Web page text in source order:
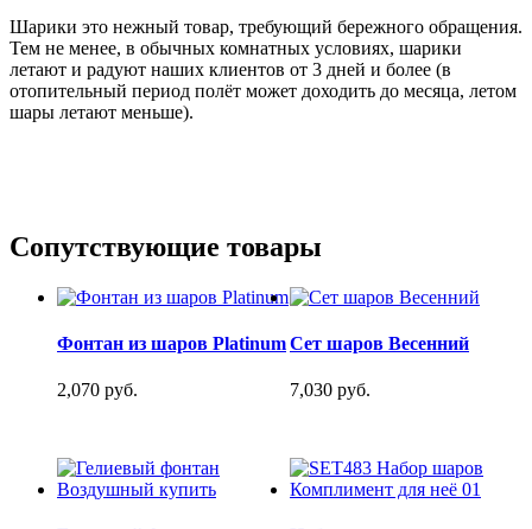
Шарики это нежный товар, требующий бережного обращения.
Тем не менее, в обычных комнатных условиях, шарики
летают и радуют наших клиентов от 3 дней и более (в
отопительный период полёт может доходить до месяца, летом
шары летают меньше).
Сопутствующие товары
Фонтан из шаров Platinum
2,070 руб.
Сет шаров Весенний
7,030 руб.